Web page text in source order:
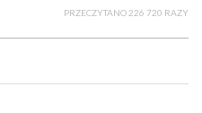
PRZECZYTANO 226 720 RAZY